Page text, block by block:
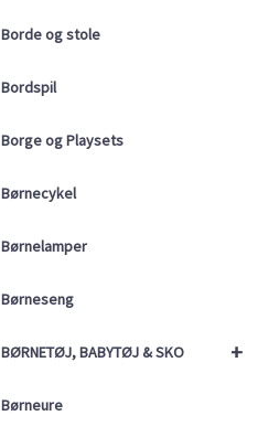
Borde og stole
Bordspil
Borge og Playsets
Børnecykel
Børnelamper
Børneseng
+
BØRNETØJ, BABYTØJ & SKO
Børneure